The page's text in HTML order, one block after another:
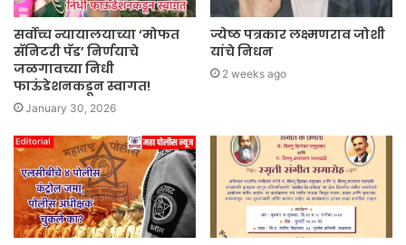
सर्वोच्च न्यायालयाच्या ‘मोफत
सॅनिटरी पॅड’ निर्णयाचे
जळगावच्या निधी
फाऊंडेशनकडून स्वागत!
January 30, 2026
ज्येष्ठ पत्रकार लक्ष्मणराव जोशी
यांचे निधन
2 weeks ago